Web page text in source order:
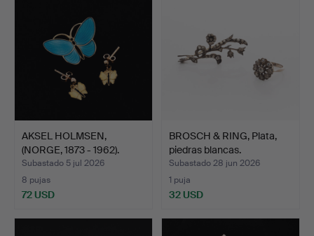
AKSEL HOLMSEN,
(NORGE, 1873 - 1962).
Colla…
Subastado 5 jul 2026
8 pujas
72 USD
BROSCH & RING, Plata,
piedras blancas.
Subastado 28 jun 2026
1 puja
32 USD